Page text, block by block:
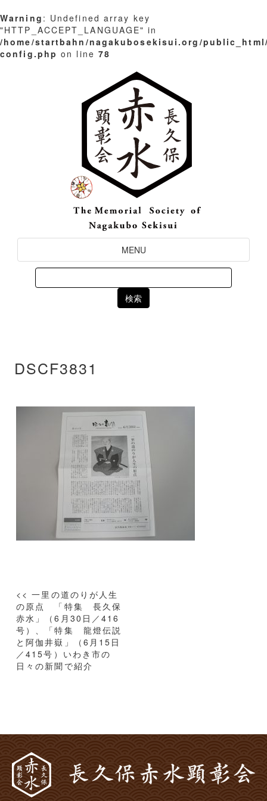
Warning : Undefined array key
"HTTP_ACCEPT_LANGUAGE" in
/home/startbahn/nagakubosekisui.org/
config.php on line 78
Toggle
Navigation
MENU
Search
for:
DSCF3831
投
稿
ナ
ビ
ゲ
ー
<< 一里の道のりが人生
の原点 「特集 長久保
赤水」（6月30日／416
号）、「特集 龍燈伝説
と阿伽井嶽」（6月15日
／415号）いわき市の
日々の新聞で紹介